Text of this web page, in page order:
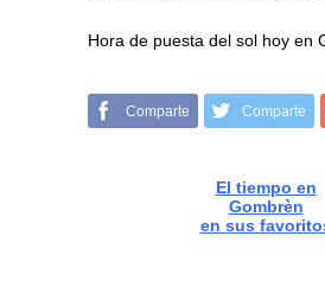
Hora de puesta del sol hoy en
Comparte Comparte
El tiempo en
Gombrèn
en sus